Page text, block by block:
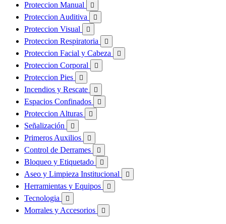
Proteccion Manual

Proteccion Auditiva 
Proteccion Visual 
Proteccion Respiratoria 
Proteccion Facial y Cabeza 
Proteccion Corporal 
Proteccion Pies 
Incendios y Rescate 
Espacios Confinados 
Proteccion Alturas 
Señalización 
Primeros Auxilios 
Control de Derrames 
Bloqueo y Etiquetado 
Aseo y Limpieza Institucional 
Herramientas y Equipos 
Tecnologia 
Morrales y Accesorios 